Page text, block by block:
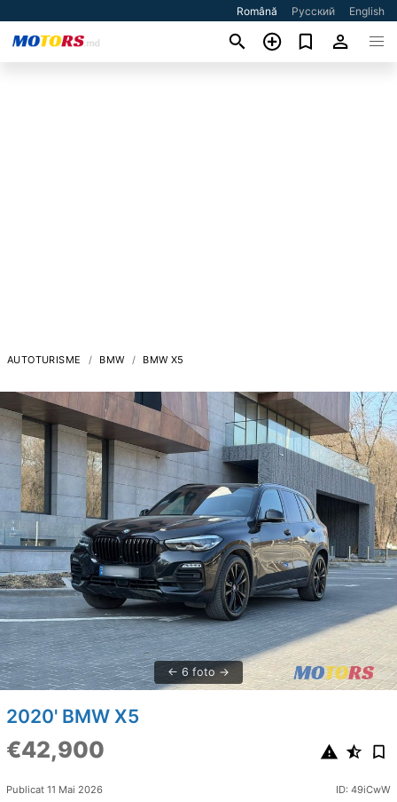
Română Русский English
AUTOTURISME BMW BMW X5
6 foto
2020' BMW X5
€42,900
Publicat 11 Mai 2026 ID: 49iCwW